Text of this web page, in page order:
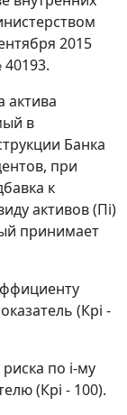
2015
актива
в
Банка
при
к
активов (Пi)
принимает
(Крi -
по i-му
(Крi - 100).